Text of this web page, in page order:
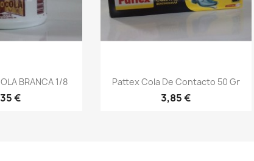
BRANCA 1/8
€
rápida Pattex Cola De Contacto 50 Gr
3,85 €
Vista rápida